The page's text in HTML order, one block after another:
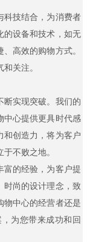
科技结合，为消费者
的设备和技术，如无
高效的购物方式。
关注。
断实现突破。我们的
中心提供更具时代感
和创造力，将为客户
不败之地。
富的经验，为客户提
时尚的设计理念，致
物中心的经营者还是
为您带来成功和回